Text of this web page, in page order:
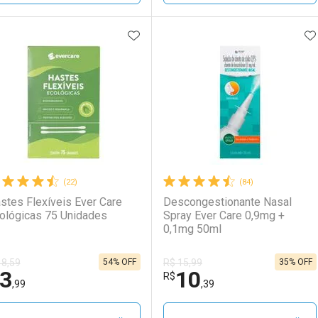
FECHAR
Ativar Desconto
FECHAR
Menos Laboratório
Ativar Desconto
Por Menos
(22)
Flexíveis Ever Care
75 Unidades
3,99
54% OFF
ADICIONAR AOS FAVORITOS
(84)
Descongestionante Nasal
Spray Ever Care 0,9mg +
0,1mg 50ml
R$ 15,99
R$10,39
35% OFF